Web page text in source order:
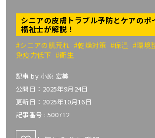
シニアの皮膚トラブル予防とケアのポ
福祉士が解説！
#シニアの肌荒れ #乾燥対策 #保湿#環
免疫力低下 #衛生
記事 by 小原 宏美
公開日：2025年9月24日
更新日：2025年10月16日
記事番号 : 500712